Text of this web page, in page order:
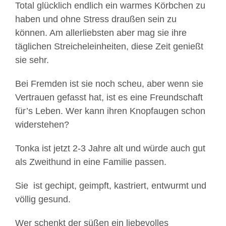
Total glücklich endlich ein warmes Körbchen zu
haben und ohne Stress draußen sein zu
können. Am allerliebsten aber mag sie ihre
täglichen Streicheleinheiten, diese Zeit genießt
sie sehr.
Bei Fremden ist sie noch scheu, aber wenn sie
Vertrauen gefasst hat, ist es eine Freundschaft
für’s Leben. Wer kann ihren Knopfaugen schon
widerstehen?
Tonka ist jetzt 2-3 Jahre alt und würde auch gut
als Zweithund in eine Familie passen.
Sie ist gechipt, geimpft, kastriert, entwurmt und
völlig gesund.
Wer schenkt der süßen ein liebevolles